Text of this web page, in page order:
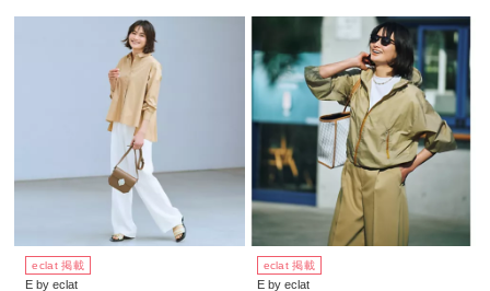
eclat 掲載
E by eclat
eclat 掲載
E by eclat